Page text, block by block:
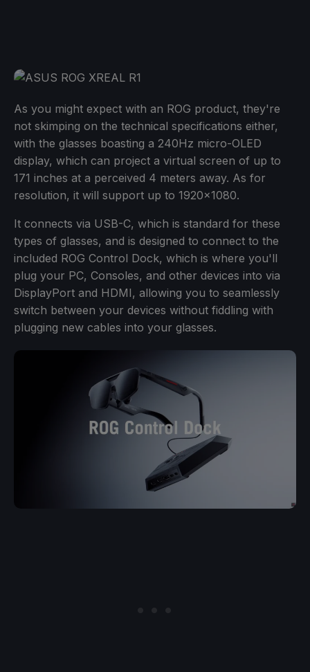
As you might expect with an ROG product, they're
not skimping on the technical specifications either,
with the glasses boasting a 240Hz micro-OLED
display, which can project a virtual screen of up to
171 inches at a perceived 4 meters away. As for
resolution, it will support up to 1920x1080.
It connects via USB-C, which is standard for these
types of glasses, and is designed to connect to the
included ROG Control Dock, which is where you'll
plug your PC, Consoles, and other devices into via
DisplayPort and HDMI, allowing you to seamlessly
switch between your devices without fiddling with
plugging new cables into your glasses.